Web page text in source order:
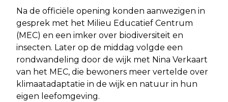
Na de officiële opening konden aanwezigen in
gesprek met het Milieu Educatief Centrum
(MEC) en een imker over biodiversiteit en
insecten. Later op de middag volgde een
rondwandeling door de wijk met Nina Verkaart
van het MEC, die bewoners meer vertelde over
klimaatadaptatie in de wijk en natuur in hun
eigen leefomgeving.